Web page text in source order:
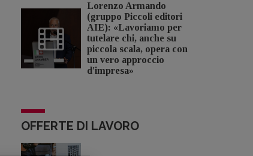
Lorenzo Armando
(gruppo Piccoli editori
AIE): «Lavoriamo per
tutelare chi, anche su
piccola scala, opera con
un vero approccio
d'impresa»
OFFERTE DI LAVORO